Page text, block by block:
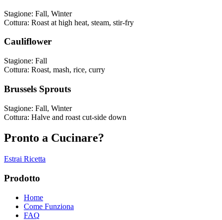
Stagione: Fall, Winter
Cottura: Roast at high heat, steam, stir-fry
Cauliflower
Stagione: Fall
Cottura: Roast, mash, rice, curry
Brussels Sprouts
Stagione: Fall, Winter
Cottura: Halve and roast cut-side down
Pronto a Cucinare?
Estrai Ricetta
Prodotto
Home
Come Funziona
FAQ